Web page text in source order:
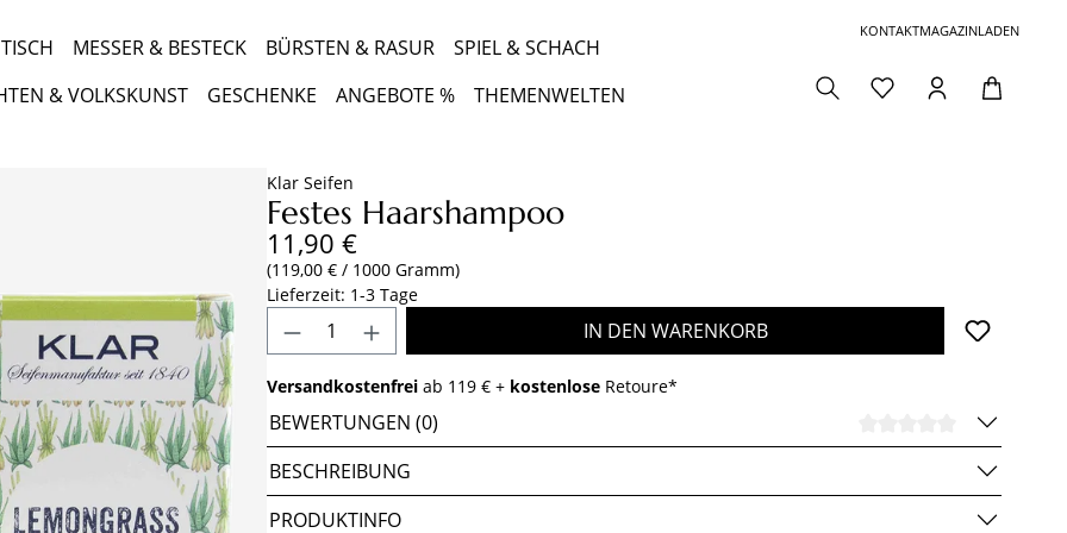
KONTAKTMAGAZINLADEN
MESSER & BESTECK BÜRSTEN & RASUR
SPIEL & SCHACH
& VOLKSKUNST
GESCHENKE ANGEBOTE % THEMENWELTEN
Klar Seifen
Festes Haarshampoo
Regulärer Preis:
11,90 €
(119,00 € / 1000 Gramm)
Lieferzeit: 1-3 Tage
Produkt Anzahl: Gib den gewünschten Wert ein oder benutze
IN DEN WARENKORB
Versandkostenfrei ab 119 € + kostenlose Retoure*
BEWERTUNGEN (0)
BESCHREIBUNG
PRODUKTINFO